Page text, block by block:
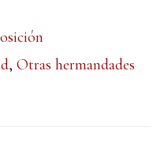
,Otras hermandades